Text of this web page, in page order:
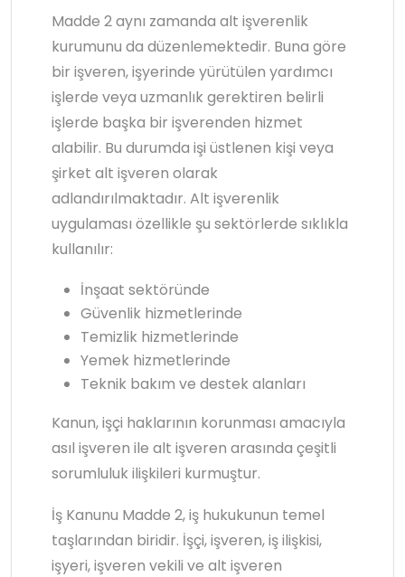
Madde 2 aynı zamanda alt işverenlik
kurumunu da düzenlemektedir. Buna göre
bir işveren, işyerinde yürütülen yardımcı
işlerde veya uzmanlık gerektiren belirli
işlerde başka bir işverenden hizmet
alabilir. Bu durumda işi üstlenen kişi veya
şirket alt işveren olarak
adlandırılmaktadır. Alt işverenlik
uygulaması özellikle şu sektörlerde sıklıkla
kullanılır:
İnşaat sektöründe
Güvenlik hizmetlerinde
Temizlik hizmetlerinde
Yemek hizmetlerinde
Teknik bakım ve destek alanları
Kanun, işçi haklarının korunması amacıyla
asıl işveren ile alt işveren arasında çeşitli
sorumluluk ilişkileri kurmuştur.
İş Kanunu Madde 2, iş hukukunun temel
taşlarından biridir. İşçi, işveren, iş ilişkisi,
işyeri, işveren vekili ve alt işveren